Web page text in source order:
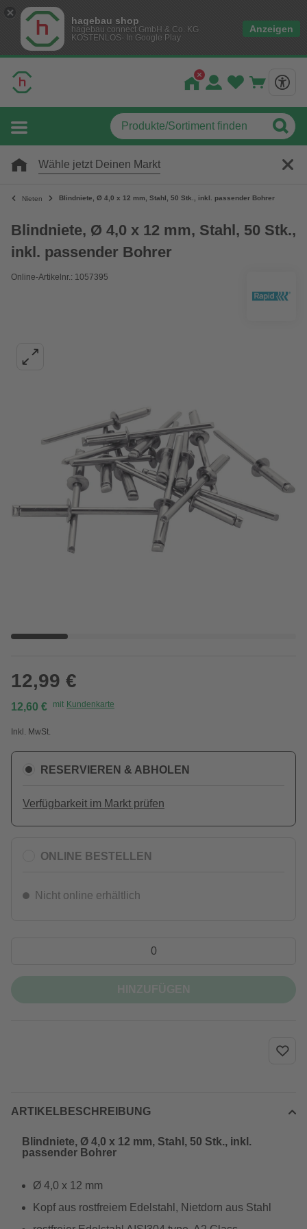
hagebau shop
hagebau connect GmbH & Co. KG
KOSTENLOS- In Google Play
Anzeigen
Wähle jetzt Deinen Markt
Nieten Blindniete, Ø 4,0 x 12 mm, Stahl, 50 Stk., inkl. passender Bohrer
Blindniete, Ø 4,0 x 12 mm, Stahl, 50 Stk.,
inkl. passender Bohrer
Online-Artikelnr.: 1057395
12,99 €
12,60 € mit Kundenkarte
Inkl. MwSt.
RESERVIEREN & ABHOLEN
Verfügbarkeit im Markt prüfen
ONLINE BESTELLEN
Nicht online erhältlich
ARTIKELBESCHREIBUNG
Blindniete, Ø 4,0 x 12 mm, Stahl, 50 Stk., inkl.
passender Bohrer
Ø 4,0 x 12 mm
Kopf aus rostfreiem Edelstahl, Nietdorn aus Stahl